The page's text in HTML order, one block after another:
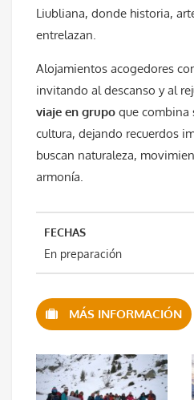
Liubliana, donde historia,
entrelazan.
Alojamientos acogedores
invitando al descanso y al
viaje en grupo que combina
cultura, dejando recuerdos
buscan naturaleza,
armonía.
FECHAS
En preparación
MÁS INFORMACIÓN